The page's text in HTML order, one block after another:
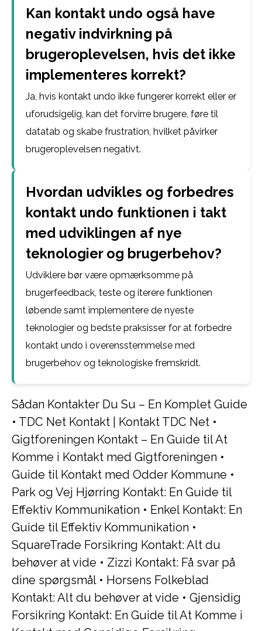
Kan kontakt undo også have
negativ indvirkning på
brugeroplevelsen, hvis det ikke
implementeres korrekt?
Ja, hvis kontakt undo ikke fungerer korrekt eller er
uforudsigelig, kan det forvirre brugere, føre til
datatab og skabe frustration, hvilket påvirker
brugeroplevelsen negativt.
Hvordan udvikles og forbedres
kontakt undo funktionen i takt
med udviklingen af nye
teknologier og brugerbehov?
Udviklere bør være opmærksomme på
brugerfeedback, teste og iterere funktionen
løbende samt implementere de nyeste
teknologier og bedste praksisser for at forbedre
kontakt undo i overensstemmelse med
brugerbehov og teknologiske fremskridt.
Sådan Kontakter Du Su – En Komplet Guide
• TDC Net Kontakt | Kontakt TDC Net •
Gigtforeningen Kontakt – En Guide til At
Komme i Kontakt med Gigtforeningen •
Guide til Kontakt med Odder Kommune •
Park og Vej Hjørring Kontakt: En Guide til
Effektiv Kommunikation • Enkel Kontakt: En
Guide til Effektiv Kommunikation •
SquareTrade Forsikring Kontakt: Alt du
behøver at vide • Zizzi Kontakt: Få svar på
dine spørgsmål• Horsens Folkeblad
Kontakt: Alt du behøver at vide • Gjensidig
Forsikring Kontakt: En Guide til At Komme i